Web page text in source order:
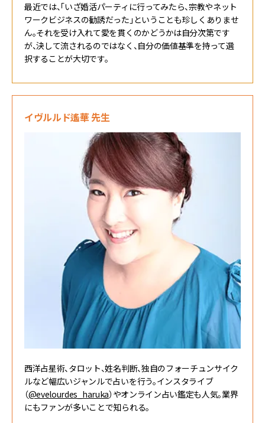
最近では、「いざ婚活パーティに行ってみたら、宗教やネット
ワークビジネスの勧誘だった」ということも珍しくありませ
ん。それを受け入れて愛を貫くのかどうかは自分次第です
が、決して流されるのではなく、自分の価値基準を持って選
択することが大切です。
イヴルルド遙華 先生
西洋占星術、タロット、姓名判断、独自のフォーチュンサイク
ルなど幅広いジャンルで占いを行う。インスタライブ
（@evelourdes_haruka）やオンライン占い鑑定も人気。業界
にもファンが多いことで知られる。